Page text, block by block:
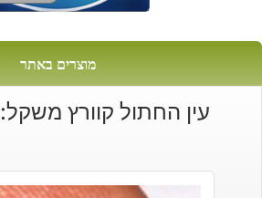
מוצרים באתר
עין החתול קוורץ משקל: 11.10 קרט